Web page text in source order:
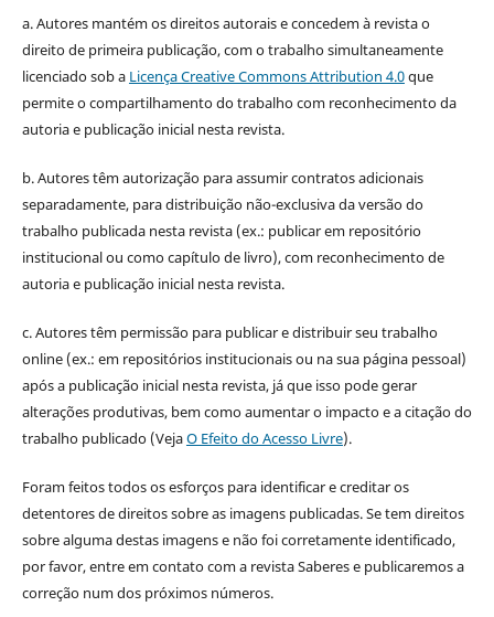
a. Autores mantém os direitos autorais e concedem à revista o
direito de primeira publicação, com o trabalho simultaneamente
licenciado sob a Licença Creative Commons Attribution 4.0que
permite o compartilhamento do trabalho com reconhecimento da
autoria e publicação inicial nesta revista.
b. Autores têm autorização para assumir contratos adicionais
separadamente, para distribuição não-exclusiva da versão do
trabalho publicada nesta revista (ex.: publicar em repositório
institucional ou como capítulo de livro), com reconhecimento de
autoria e publicação inicial nesta revista.
c. Autores têm permissão para publicar e distribuir seu trabalho
online (ex.: em repositórios institucionais ou na sua página pessoal)
após a publicação inicial nesta revista, já que isso pode gerar
alterações produtivas, bem como aumentar o impacto e a citação do
trabalho publicado (VejaO Efeito do Acesso Livre).
Foram feitos todos os esforços para identificar e creditar os
detentores de direitos sobre as imagens publicadas. Se tem direitos
sobre alguma destas imagens e não foi corretamente identificado,
por favor, entre em contato com a revista Saberes e publicaremos a
correção num dos próximos números.